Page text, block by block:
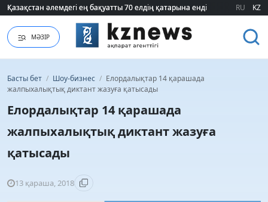
Қазақстан әлемдегі ең бақуатты 70 елдің қатарына енді
Қазақстан әлемдегі ең бақуатты 70 елдің қатарына енді RU KZ
МӘЗІР
Басты бет / Шоу-бизнес / Елордалықтар 14 қарашада
жалпыхалықтық диктант жазуға қатысады
Елордалықтар 14 қарашада
жалпыхалықтық диктант жазуға
қатысады
13 қараша, 2018